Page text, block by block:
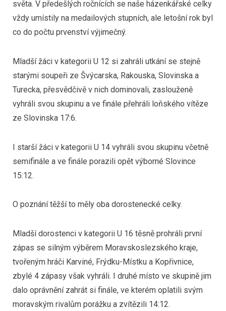
světa. V předešlých ročnících se naše házenkářské celky
vždy umístily na medailových stupních, ale letošní rok byl
co do počtu prvenství výjimečný.
Mladší žáci v kategorii U 12 si zahráli utkání se stejně
starými soupeři ze Švýcarska, Rakouska, Slovinska a
Turecka, přesvědčivě v nich dominovali, zaslouženě
vyhráli svou skupinu a ve finále přehráli loňského vítěze
ze Slovinska 17:6.
I starší žáci v kategorii U 14 vyhráli svou skupinu včetně
semifinále a ve finále porazili opět výborné Slovince
15:12.
O poznání těžší to měly oba dorostenecké celky.
Mladší dorostenci v kategorii U 16 těsně prohráli první
zápas se silným výběrem Moravskoslezského kraje,
tvořeným hráči Karviné, Frýdku-Místku a Kopřivnice,
zbylé 4 zápasy však vyhráli. I druhé místo ve skupině jim
dalo oprávnění zahrát si finále, ve kterém oplatili svým
moravským rivalům porážku a zvítězili 14:12.